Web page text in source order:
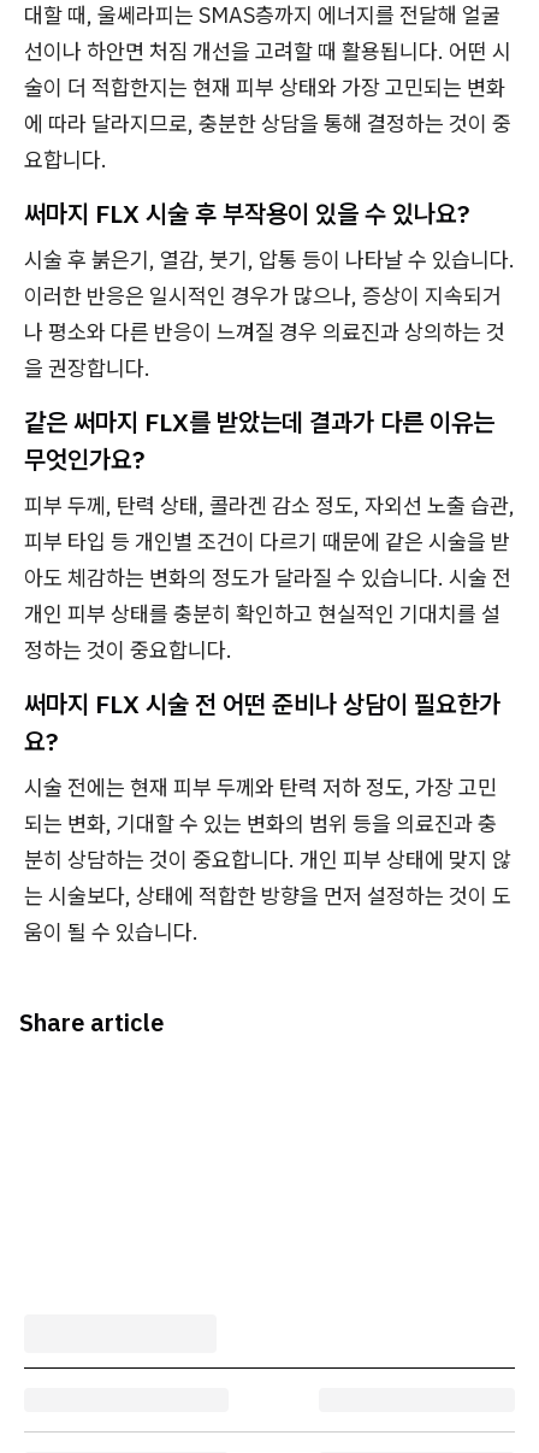
대할 때, 울쎄라피는 SMAS층까지 에너지를 전달해 얼굴
선이나 하안면 처짐 개선을 고려할 때 활용됩니다. 어떤 시
술이 더 적합한지는 현재 피부 상태와 가장 고민되는 변화
에 따라 달라지므로, 충분한 상담을 통해 결정하는 것이 중
요합니다.
써마지 FLX 시술 후 부작용이 있을 수 있나요?
시술 후 붉은기, 열감, 붓기, 압통 등이 나타날 수 있습니다.
이러한 반응은 일시적인 경우가 많으나, 증상이 지속되거
나 평소와 다른 반응이 느껴질 경우 의료진과 상의하는 것
을 권장합니다.
같은 써마지 FLX를 받았는데 결과가 다른 이유는
무엇인가요?
피부 두께, 탄력 상태, 콜라겐 감소 정도, 자외선 노출 습관,
피부 타입 등 개인별 조건이 다르기 때문에 같은 시술을 받
아도 체감하는 변화의 정도가 달라질 수 있습니다. 시술 전
개인 피부 상태를 충분히 확인하고 현실적인 기대치를 설
정하는 것이 중요합니다.
써마지 FLX 시술 전 어떤 준비나 상담이 필요한가
요?
시술 전에는 현재 피부 두께와 탄력 저하 정도, 가장 고민
되는 변화, 기대할 수 있는 변화의 범위 등을 의료진과 충
분히 상담하는 것이 중요합니다. 개인 피부 상태에 맞지 않
는 시술보다, 상태에 적합한 방향을 먼저 설정하는 것이 도
움이 될 수 있습니다.
Share article